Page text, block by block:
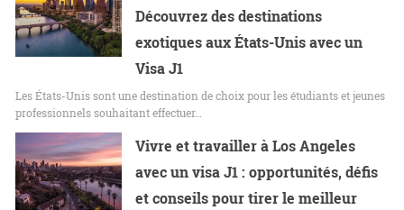
Découvrez des destinations
exotiques aux États-Unis avec un
Visa J1
Les États-Unis sont une destination de choix pour les étudiants et jeunes
professionnels souhaitant effectuer…
Vivre et travailler à Los Angeles
avec un visa J1 : opportunités, défis
et conseils pour tirer le meilleur